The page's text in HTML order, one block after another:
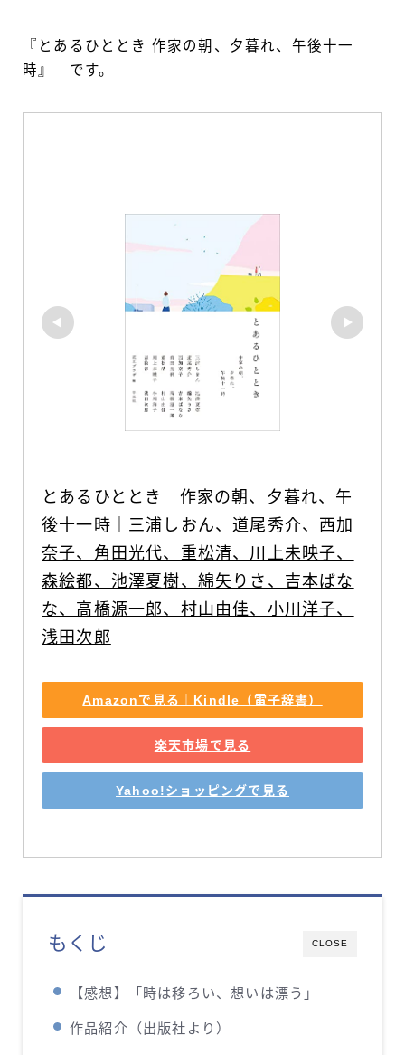
『とあるひととき 作家の朝、夕暮れ、午後十一
時』 です。
とあるひととき　作家の朝、夕暮れ、午
後十一時｜三浦しおん、道尾秀介、西加
奈子、角田光代、重松清、川上未映子、
森絵都、池澤夏樹、綿矢りさ、吉本ばな
な、高橋源一郎、村山由佳、小川洋子、
浅田次郎
Amazonで見る｜Kindle（電子辞書）
楽天市場で見る
Yahoo!ショッピングで見る
CLOSE
もくじ
【感想】「時は移ろい、想いは漂う」
作品紹介（出版社より）